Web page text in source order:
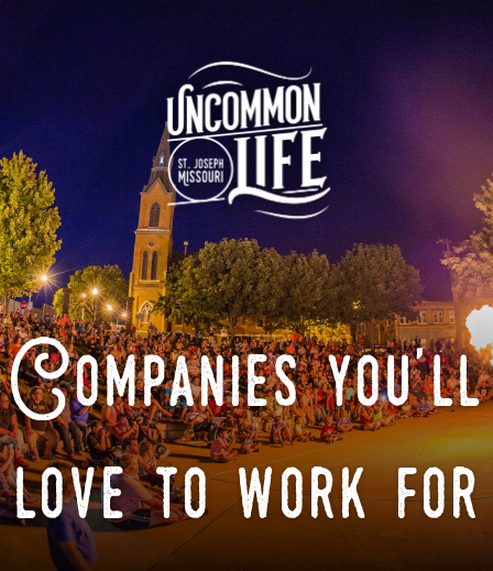
Companies you'll
love to work for